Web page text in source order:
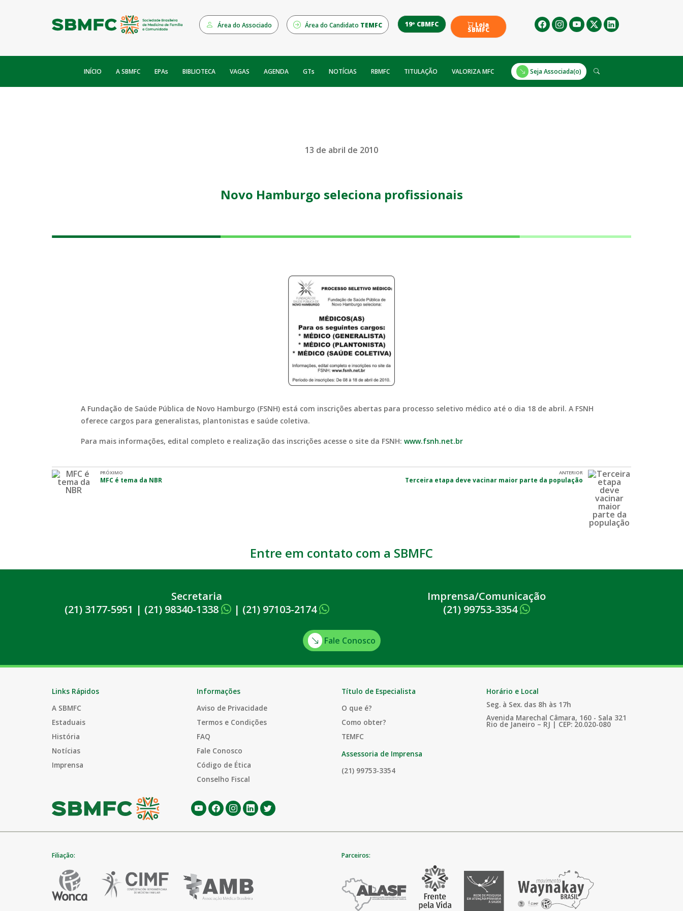
Área do Associado Área do Candidato TEMFC 19º CBMFC Loja
SBMFC
INÍCIO A SBMFC EPAs BIBLIOTECA VAGAS AGENDA GTs NOTÍCIAS RBMFC TITULAÇÃO VALORIZA MFC Seja Associada(o)
13 de abril de 2010
Novo Hamburgo seleciona profissionais
A Fundação de Saúde Pública de Novo Hamburgo (FSNH) está com inscrições abertas para processo seletivo médico até o dia 18 de abril. A FSNH
oferece cargos para generalistas, plantonistas e saúde coletiva.
Para mais informações, edital completo e realização das inscrições acesse o site da FSNH: www.fsnh.net.br
PRÓXIMO
MFC é tema da NBR
ANTERIOR
Terceira etapa deve vacinar maior parte da população
Entre em contato com a SBMFC
Secretaria
(21) 3177-5951 | (21) 98340-1338 | (21) 97103-2174
Imprensa/Comunicação
(21) 99753-3354
Fale Conosco
Links Rápidos
A SBMFC
Estaduais
História
Notícias
Imprensa
Informações
Aviso de Privacidade
Termos e Condições
FAQ
Fale Conosco
Código de Ética
Conselho Fiscal
Título de Especialista
O que é?
Como obter?
TEMFC
Assessoria de Imprensa
(21) 99753-3354
Horário e Local
Seg. à Sex. das 8h às 17h
Avenida Marechal Câmara, 160 - Sala 321
Rio de Janeiro – RJ | CEP: 20.020-080
Filiação: Parceiros: